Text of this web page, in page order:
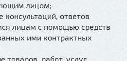
лицом;
консультаций, ответов
лицам с помощью средств
ими контрактных
товаров, работ, услуг